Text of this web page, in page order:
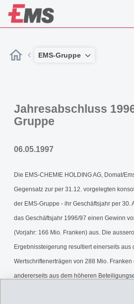
EMS-Gruppe
Jahresabschluss
Gruppe
06.05.1997
Die EMS-CHEMIE HOLDING AG, Domat/
Gegensatz zur per 31.12. vorgelegten
der EMS-Gruppe - ihr Geschäftsjahr per 30.
das Geschäftsjahr 1996/97 einen Gewinn
(Vorjahr: 166 Mio. Franken) aus. Die
Ergebnissteigerung resultiert einerseits aus
Wertschriftenerträgen von 288 Mio.
andererseits aus dem höheren